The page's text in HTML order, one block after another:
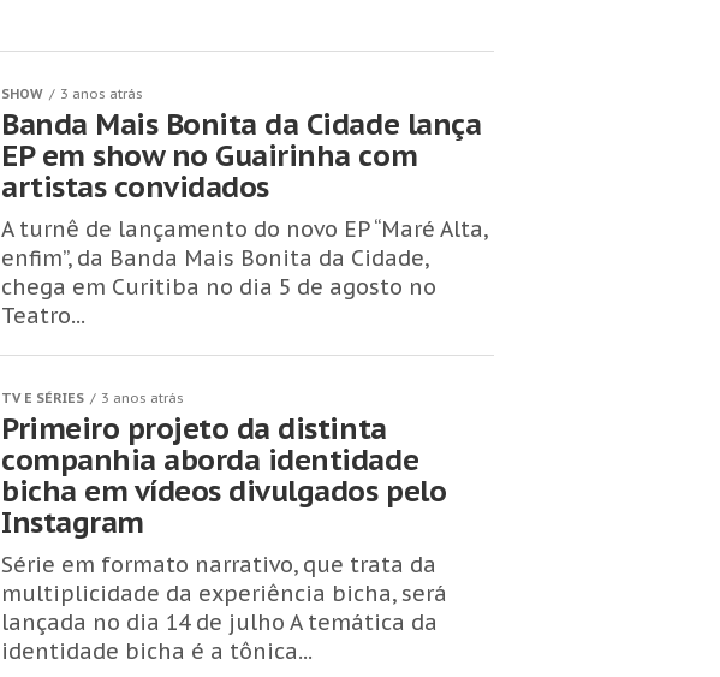
SHOW 3 anos atrás
Banda Mais Bonita da Cidade lança
EP em show no Guairinha com
artistas convidados
A turnê de lançamento do novo EP “Maré Alta,
enfim”, da Banda Mais Bonita da Cidade,
chega em Curitiba no dia 5 de agosto no
Teatro...
TV E SÉRIES 3 anos atrás
Primeiro projeto da distinta
companhia aborda identidade
bicha em vídeos divulgados pelo
Instagram
Série em formato narrativo, que trata da
multiplicidade da experiência bicha, será
lançada no dia 14 de julho A temática da
identidade bicha é a tônica...